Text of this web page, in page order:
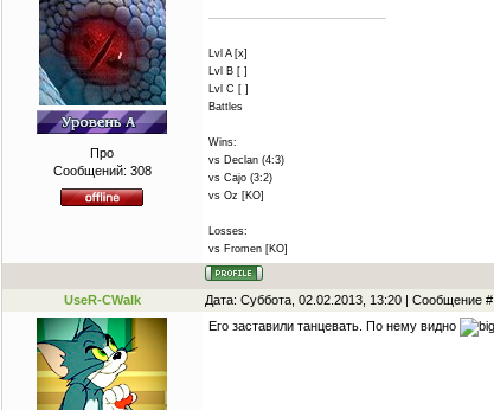
Про
Сообщений: 308
Lvl A [x]
Lvl B [ ]
Lvl C [ ]
Battles
Wins:
vs Declan (4:3)
vs Cajo (3:2)
vs Oz [KO]
Losses:
vs Fromen [KO]
UseR-CWalk Дата: Суббота, 02.02.2013, 13:20 | Сообщение #
Его заставили танцевать. По нему видно